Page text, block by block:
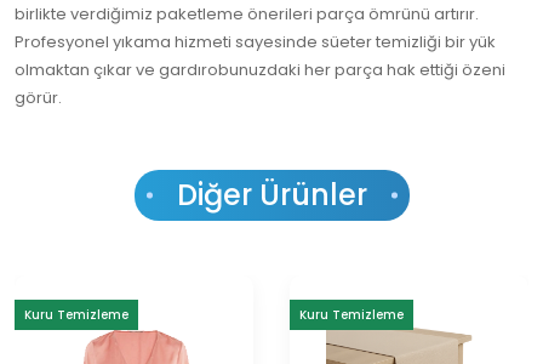
birlikte verdiğimiz paketleme önerileri parça ömrünü artırır.
Profesyonel yıkama hizmeti sayesinde süeter temizliği bir yük
olmaktan çıkar ve gardırobunuzdaki her parça hak ettiği özeni
görür.
Diğer Ürünler
Kuru Temizleme Kuru Temizleme